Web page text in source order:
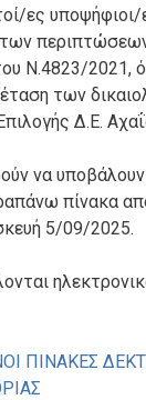
ες
Ν.4823/2021,
των
Δ.Ε.
να
πίνακα
5/09/2025.
ΠΙΝΑΚΕΣ